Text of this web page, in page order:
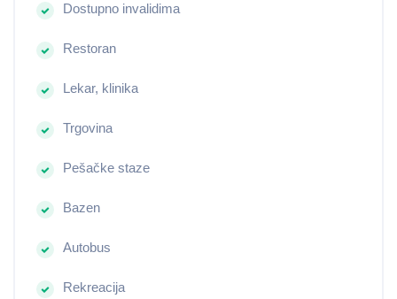
Dostupno invalidima
Restoran
Lekar, klinika
Trgovina
Pešačke staze
Bazen
Autobus
Rekreacija